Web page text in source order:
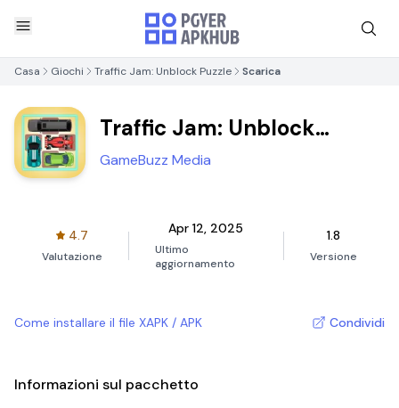
Casa Giochi Traffic Jam: Unblock Puzzle Scarica
Traffic Jam: Unblock
Puzzle
GameBuzz Media
4.7
Valutazione
Apr 12, 2025
Ultimo
aggiornamento
1.8
Versione
Come installare il file XAPK / APK Condividi
Informazioni sul pacchetto